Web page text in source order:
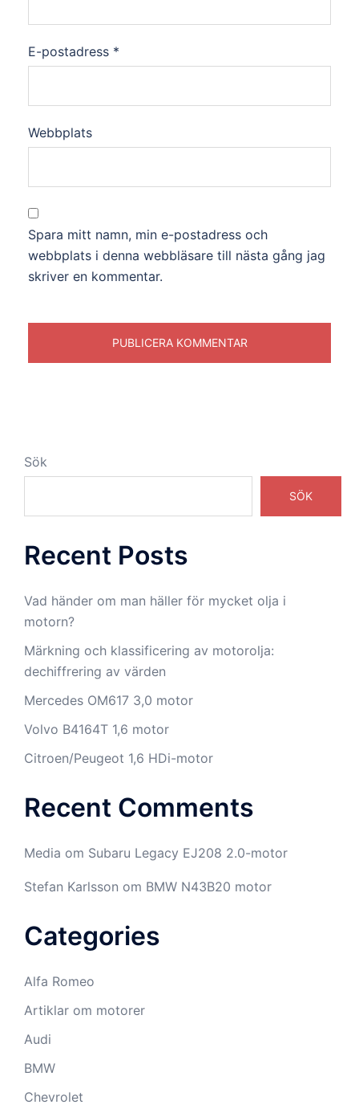
E-postadress *
Webbplats
Spara mitt namn, min e-postadress och
webbplats i denna webbläsare till nästa gång jag
skriver en kommentar.
Sök
SÖK
Recent Posts
Vad händer om man häller för mycket olja i
motorn?
Märkning och klassificering av motorolja:
dechiffrering av värden
Mercedes OM617 3,0 motor
Volvo B4164T 1,6 motor
Citroen/Peugeot 1,6 HDi-motor
Recent Comments
Media om Subaru Legacy EJ208 2.0-motor
Stefan Karlsson om BMW N43B20 motor
Categories
Alfa Romeo
Artiklar om motorer
Audi
BMW
Chevrolet